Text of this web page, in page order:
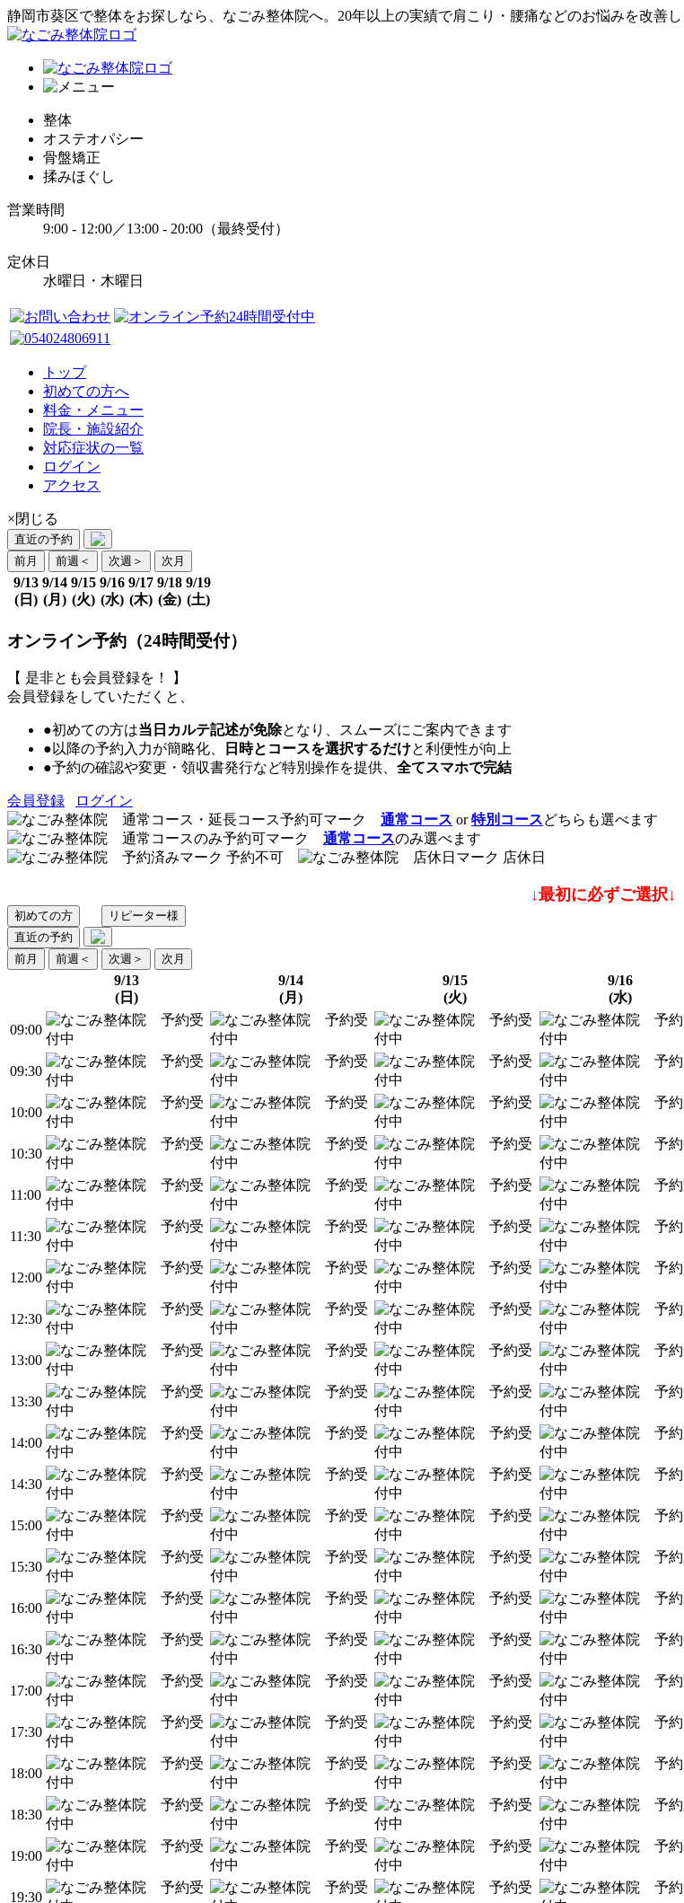
静岡市葵区で整体をお探しなら、なごみ整体院へ。20年以上の実績で肩こり・腰痛などのお悩みを改善
整体
オステオパシー
骨盤矯正
揉みほぐし
営業時間
9:00 - 12:00／13:00 - 20:00（最終受付）
定休日
水曜日・木曜日
トップ
初めての方へ
料金・メニュー
院長・施設紹介
対応症状の一覧
ログイン
アクセス
×閉じる
直近の予約
前月
前週 ＜ 次週 ＞ 次月
9/13
(日)
9/14
(月)
9/15
(火)
9/16
(水)
9/17
(木)
9/18
(金)
9/19
(土)
オンライン予約（24時間受付）
【 是非とも会員登録を！ 】
会員登録をしていただくと、
●初めての方は当日カルテ記述が免除となり、スムーズにご案内できます
●以降の予約入力が簡略化、
日時とコースを選択するだけと利便性が向上
●予約の確認や変更・領収書発行など特別操作を提供、 全てスマホで完結
会員登録
ログイン
通常コース or特別コースどちらも選べます
通常コースのみ選べます
予約不可
店休日
↓最初に必ずご選択↓
初めての方
リピーター様
直近の予約
前月
前週 ＜ 次週 ＞ 次月
9/13
(日)
9/14
(月)
9/15
(火)
9/16
(水)
09:00
09:30
10:00
10:30
11:00
11:30
12:00
12:30
13:00
13:30
14:00
14:30
15:00
15:30
16:00
16:30
17:00
17:30
18:00
18:30
19:00
19:30